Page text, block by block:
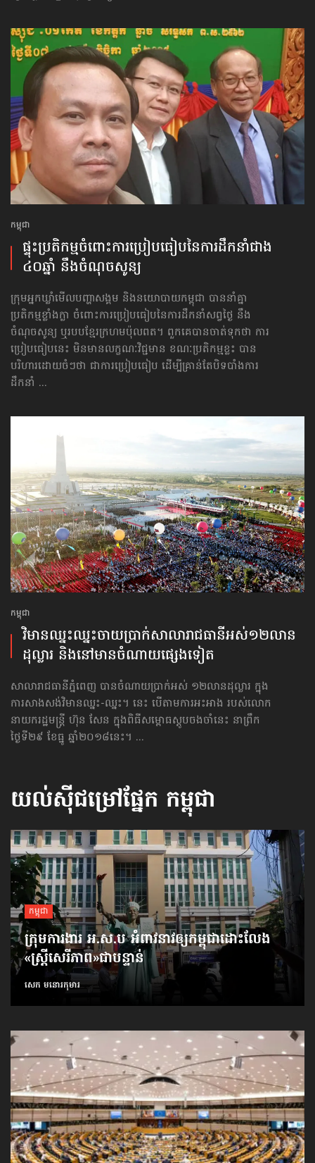
កម្ពុជា
ផ្ទុះប្រតិកម្ម​ចំពោះ​ការប្រៀបធៀប​នៃ​ការដឹកនាំ​ជាង​
៤០ឆ្នាំ នឹង​ចំណុច​សូន្យ
ក្រុមអ្នកឃ្លាំមើលបញ្ហាសង្គម និងនយោបាយកម្ពុជា បាននាំគ្នា
ប្រតិកម្មខ្លាំងក្លា ចំពោះការប្រៀបធៀបនៃការដឹកនាំសព្វថ្ងៃ នឹង
ចំណុចសូន្យ ឬរបបខ្មែរក្រហមប៉ុលពត។ ពួកគេបានចាត់ទុកថា ការ
ប្រៀបធៀបនេះ មិនមានលក្ខណៈវិជ្ជមាន ខណៈប្រតិកម្មខ្លះ បាន
បរិហារដោយចំៗថា ជាការប្រៀបធៀប ដើម្បីគ្រាន់តែបិទបាំងការ
ដឹកនាំ ...
កម្ពុជា
វិមាន​ឈ្នះឈ្នះ​ចាយ​ប្រាក់​សាលារាជធានី​អស់​១២លាន​
ដុល្លារ និង​នៅ​មាន​ចំណាយ​ផ្សេងទៀត
សាលារាជធានីភ្នំពេញ បានចំណាយប្រាក់អស់ ១២លានដុល្លារ ក្នុង
ការសាងសង់វិមានឈ្នះ-ឈ្នះ។ នេះ បើតាមការអះអាង របស់លោក
នាយករដ្ឋមន្ត្រី ហ៊ុន សែន ក្នុងពិធីសម្ពោធស្ដូបចងចាំនេះ នាព្រឹក
ថ្ងៃទី២៩ ខែធ្នូ ឆ្នាំ២០១៨នេះ។ ...
យល់ស៊ីជម្រៅផ្នែក កម្ពុជា
កម្ពុជា
ក្រុមការងារ អ.ស.ប អំពាវនាវ​ឲ្យកម្ពុជា​ដោះលែង​
«ស្ត្រីសេរីភាព»​ជាបន្ទាន់
សេក មនោរកុមារ